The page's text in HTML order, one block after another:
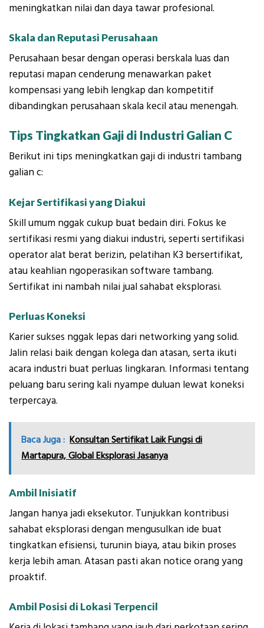
meningkatkan nilai dan daya tawar profesional.
Skala dan Reputasi Perusahaan
Perusahaan besar dengan operasi berskala luas dan
reputasi mapan cenderung menawarkan paket
kompensasi yang lebih lengkap dan kompetitif
dibandingkan perusahaan skala kecil atau menengah.
Tips Tingkatkan Gaji di Industri Galian C
Berikut ini tips meningkatkan gaji di industri tambang
galian c:
Kejar Sertifikasi yang Diakui
Skill umum nggak cukup buat bedain diri. Fokus ke
sertifikasi resmi yang diakui industri, seperti sertifikasi
operator alat berat berizin, pelatihan K3 bersertifikat,
atau keahlian ngoperasikan software tambang.
Sertifikat ini nambah nilai jual sahabat eksplorasi.
Perluas Koneksi
Karier sukses nggak lepas dari networking yang solid.
Jalin relasi baik dengan kolega dan atasan, serta ikuti
acara industri buat perluas lingkaran. Informasi tentang
peluang baru sering kali nyampe duluan lewat koneksi
terpercaya.
Baca Juga : Konsultan Sertifikat Laik Fungsi di
Martapura, Global Eksplorasi Jasanya
Ambil Inisiatif
Jangan hanya jadi eksekutor. Tunjukkan kontribusi
sahabat eksplorasi dengan mengusulkan ide buat
tingkatkan efisiensi, turunin biaya, atau bikin proses
kerja lebih aman. Atasan pasti akan notice orang yang
proaktif.
Ambil Posisi di Lokasi Terpencil